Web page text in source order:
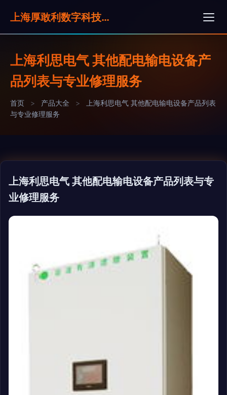
上海厚敢利数字科技有限公司
上海利思电气 其他配电输电设备产
品列表与专业修理服务
首页 > 产品大全 >
上海利思电气 其他配电输电设备产品列表
与专业修理服务
上海利思电气 其他配电输电设备产品列表与专
业修理服务